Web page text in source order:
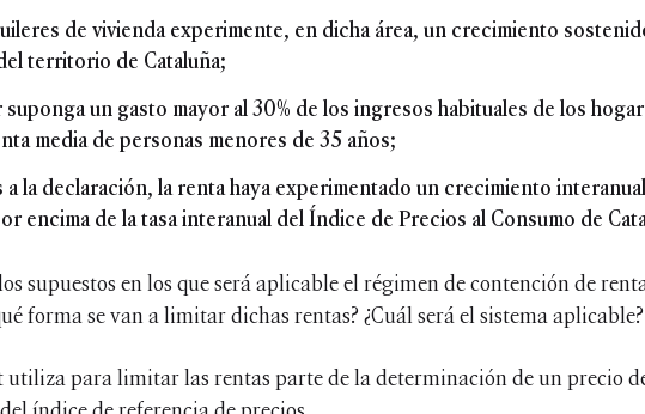
de vivienda experimente, en dicha área, un crecimiento
territorio de Cataluña;
un gasto mayor al 30% de los ingresos habituales de los
media de personas menores de 35 años;
la declaración, la renta haya experimentado un crecimiento
encima de la tasa interanual del Índice de Precios al Consumo de
supuestos en los que será aplicable el régimen de contención de
forma se van a limitar dichas rentas? ¿Cuál será el sistema aplicable?
para limitar las rentas parte de la determinación de un precio